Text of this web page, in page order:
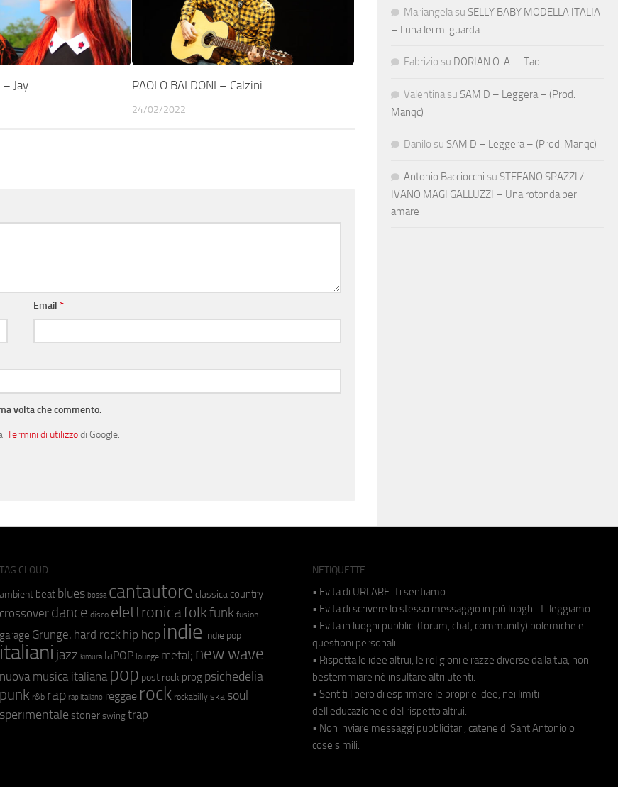
– Jay PAOLO BALDONI – Calzini
24/02/2022
Email*
volta che commento.
Termini di utilizzodi Google.
Mariangela su SELLY BABY MODELLA ITALIA
– Luna lei mi guarda
Fabrizio su DORIAN O. A. – Tao
Valentina su SAM D – Leggera – (Prod.
Manqc)
Danilo su SAM D – Leggera – (Prod. Manqc)
Antonio Bacciocchi su STEFANO SPAZZI /
IVANO MAGI GALLUZZI – Una rotonda per
amare
TAG CLOUD
ambient beat blues bossa cantautore classica country
crossover dance disco elettronicafolkfunk fusion
garage Grunge; hard rock hip hop indie indie pop
italiani jazz kimura laPOP lounge metal; new wave
nuova musica italiana pop post rock prog psichedelia
punk r&b rap rap italiano reggae rock rockabilly ska soul
sperimentale stoner swing trap
NETIQUETTE
• Evita di URLARE. Ti sentiamo.
• Evita di scrivere lo stesso messaggio in più luoghi. Ti leggiamo.
• Evita in luoghi pubblici (forum, chat, community) polemiche e
questioni personali.
• Rispetta le idee altrui, le religioni e razze diverse dalla tua, non
bestemmiare né insultare altri utenti.
• Sentiti libero di esprimere le proprie idee, nei limiti
dell'educazione e del rispetto altrui.
• Non inviare messaggi pubblicitari, catene di Sant'Antonio o
cose simili.